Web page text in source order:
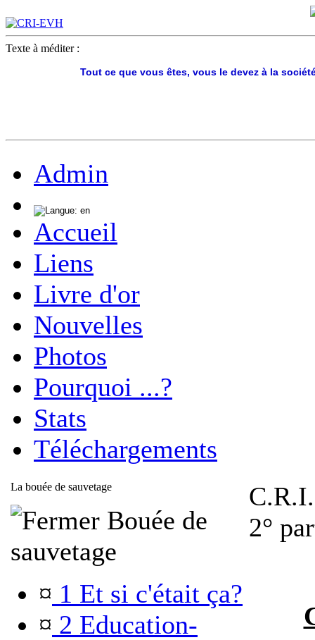
Texte à méditer :
Tout ce que vous êtes, vous le devez à la
Admin
Accueil
Liens
Livre d'or
Nouvelles
Photos
Pourquoi ...?
Stats
Téléchargements
La bouée de sauvetage
Bouée de
sauvetage
¤ 1 Et si c'était ça?
¤ 2 Education-
2°